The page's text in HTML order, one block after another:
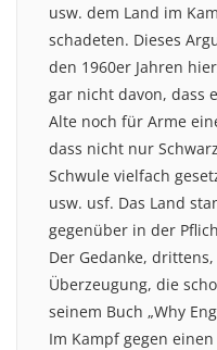
usw. dem Land im
schadeten. Dieses
den 1960er Jahren
gar nicht davon, dass
Alte noch für Arme
dass nicht nur
Schwule vielfach
usw. usf. Das Land
gegenüber in der
Der Gedanke,
Überzeugung, die
seinem Buch „Why
Im Kampf gegen